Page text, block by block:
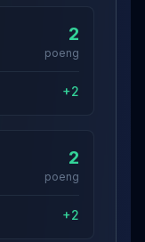
2
poeng
+2
2
poeng
+2